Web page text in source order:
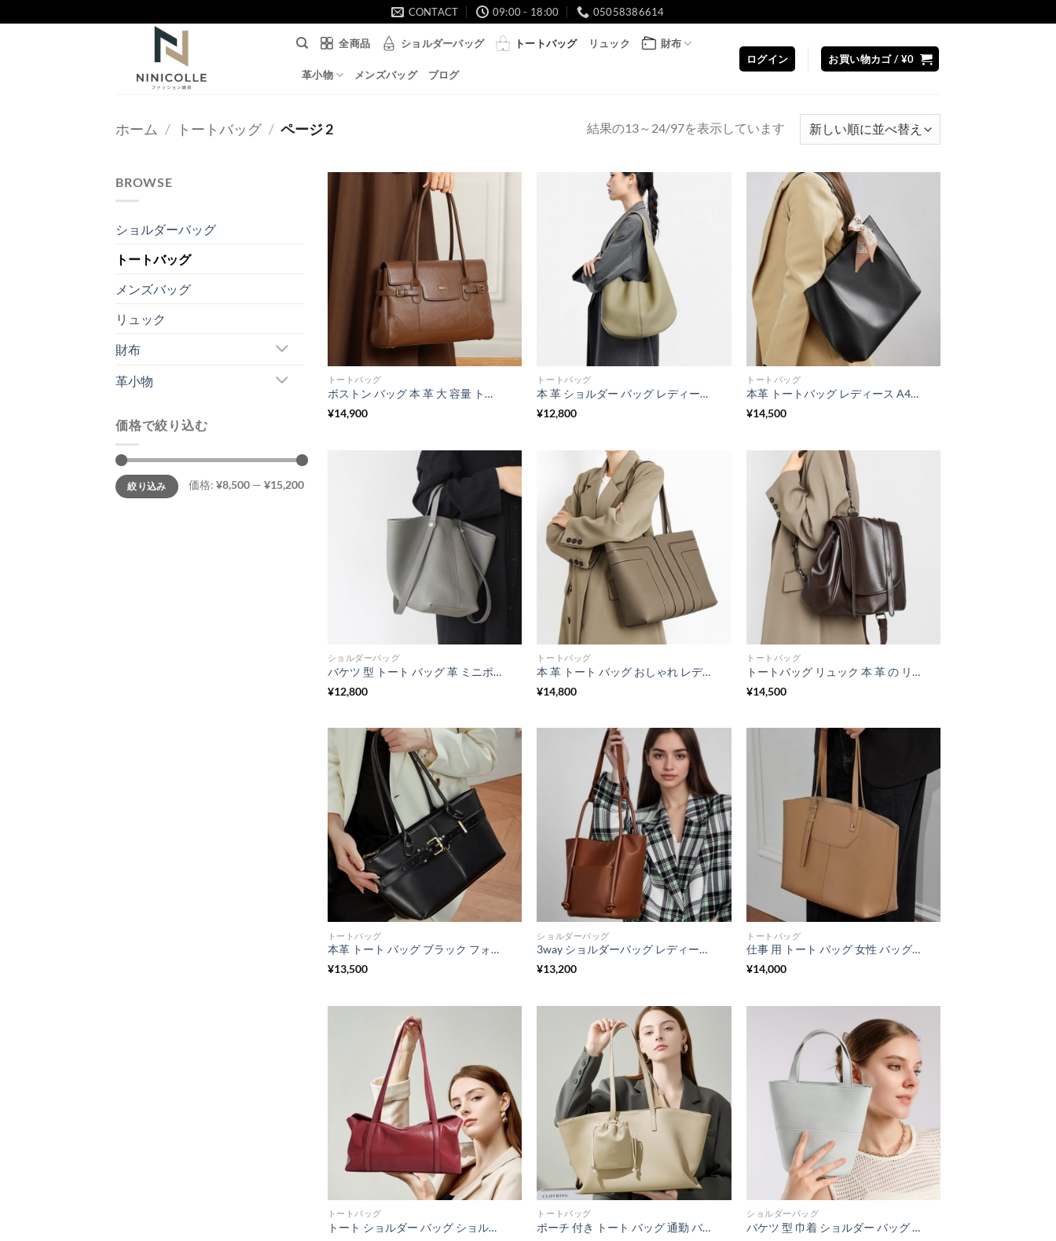
to
CONTACT 09:00 - 18:00 05058386614
全商品 ショルダーバッグ トートバッグ リュック 財布
革小物 メンズバッグ ブログ
ログイン お買い物カゴ / ¥0
ホーム / トートバッグ / ページ 2 結果の13～24/97を表示しています新
順
BROWSE
ショルダーバッグ
トートバッグ
メンズバッグ
リュック
財布
革小物
価格で絞り込む
最
低
価
最
高
価
絞り込み 価格: ¥8,500 — ¥15,200
トートバッグ
ボストン バッグ 本 革 大 容量 トート バッグ レディース バッグ ヴィンテージ風 オフィス バッグ a4 レディース 通勤 バッグ レディース 40 代 レディース ビジネス バッグ a4
¥14,900
トートバッグ
本 革 ショルダー バッグ レディース ワンショルダー バッグ レディース 肩掛け カバン おしゃれ 本 革 トート バッグ 柔らかい ポーチ 付き トート ワン ハンドル バッグ 本 革
¥12,800
トートバッグ
本革 トートバッグ レディース A4対応 通勤バッグ スカーフ付き レザーバッグ 大容量 バッグ 大人可愛い ビジネス 肩掛け バッグ 牛革 シンプル 軽量
¥14,500
ショルダーバッグ
バケツ 型 トート バッグ 革 ミニポーチ 付き ショルダー バッグ 3way ショルダー バッグ レディース 女性 バッグ 人気 40 代 カジュアル 本 革 おしゃれ バッグ
¥12,800
トートバッグ
本 革 トート バッグ おしゃれ レディース トート バッグ 人気 肩掛け バック レディース 通勤 バッグ 女性 レディース ビジネス バッグ a4 キャリア ウーマン バッグ
¥14,800
トートバッグ
トートバッグ リュック 本 革 の リュック サック ショルダー バッグ 本 革 リュック に なる トート バッグ レディース ビジネス トート リュック マザーズ バッグ リュック トート 2way リュック サック 肩掛け
¥14,500
トートバッグ
本革 トート バッグ ブラック フォーマル バッグ 通勤 バッグ 女性 40代 A4対応 肩掛け トートバッグ 通勤カバン レディース トートバッグ レディース 軽い
¥13,500
ショルダーバッグ
3way ショルダーバッグ レディース 本革 トートバッグ 女性 バッグ 人気 40 代 肩掛け カバン 仕事 用 トート バッグ 通勤 バッグ レディース 40 代
¥13,200
トートバッグ
仕事 用 トート バッグ 女性 バッグ 人気 40 代 軽い トート バッグ 本 革 トート バッグ レディース 本 革 トート バッグ 柔らかい 通勤 バッグ レディース 40 代 ビジネス カバン 女性
¥14,000
トートバッグ
トート ショルダー バッグ ショルダー バッグ 革 かわいい 小脇 に 抱える バッグ 枕 型 ショルダー バッグ トート バッグ 小さい レディース カジュアル カバン レディース 女性 人気 バッグ
トートバッグ
ポーチ 付き トート バッグ 通勤 バッグ レディース 本 革 トート バッグ 仕事 レディース トートバッグ 人気 女性 バッグ 人気 40 代 軽い トート バッグ 革 鞄 肩掛け 大きめ バッグ
ショルダーバッグ
バケツ 型 巾着 ショルダー バッグ 3way バッグ 牛革 小さめ ショルダー バッグ 本 革 ミニトート バッグ 主婦 普段 使い バッグ 40 代 おすすめ の マザーズ バッグ